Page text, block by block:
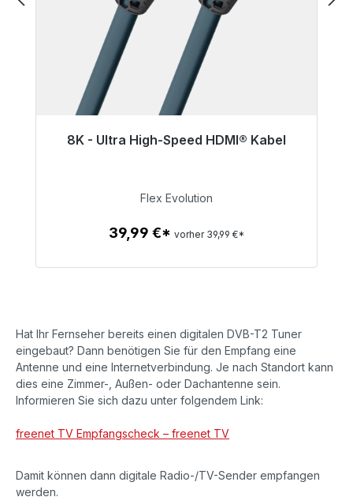
8K - Ultra High-Speed HDMI® Kabel
39,99 €
Flex Evolution
39,99 €* vorher 39,99 €*
Hat Ihr Fernseher bereits einen digitalen DVB-T2 Tuner
eingebaut? Dann benötigen Sie für den Empfang eine
Antenne und eine Internetverbindung. Je nach Standort kann
dies eine Zimmer-, Außen- oder Dachantenne sein.
Informieren Sie sich dazu unter folgendem Link:
freenet TV Empfangscheck – freenet TV
Damit können dann digitale Radio-/TV-Sender empfangen
werden.